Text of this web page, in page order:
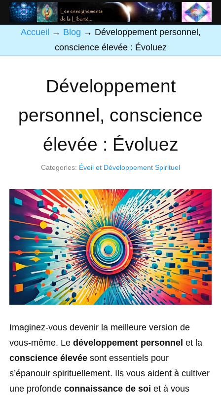
Accueil → Blog → Développement personnel,
conscience élevée : Évoluez
Développement
personnel, conscience
élevée : Évoluez
Categories: Éveil et Développement Spirituel
Imaginez-vous devenir la meilleure version de
vous-même. Le développement personnel et la
conscience élevée sont essentiels pour
s’épanouir spirituellement. Ils vous aident à cultiver
une profonde connaissance de soi et à vous